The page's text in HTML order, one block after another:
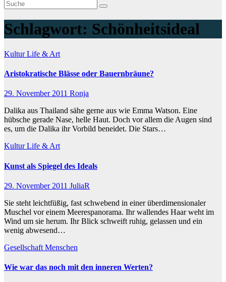
Schlagwort: Schönheitsideal
KulturLife & Art
Aristokratische Blässe oder Bauernbräune?
29. November 2011 Ronja
Dalika aus Thailand sähe gerne aus wie Emma Watson. Eine
hübsche gerade Nase, helle Haut. Doch vor allem die Augen sind
es, um die Dalika ihr Vorbild beneidet. Die Stars…
KulturLife & Art
Kunst als Spiegel des Ideals
29. November 2011 JuliaR
Sie steht leichtfüßig, fast schwebend in einer überdimensionaler
Muschel vor einem Meerespanorama. Ihr wallendes Haar weht im
Wind um sie herum. Ihr Blick schweift ruhig, gelassen und ein
wenig abwesend…
Gesellschaft Menschen
Wie war das noch mit den inneren Werten?